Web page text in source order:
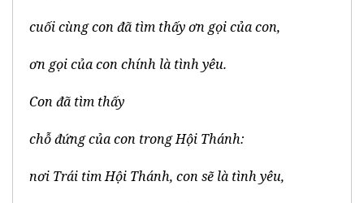
cuối cùng con đã tìm thấy ơn gọi của con,
ơn gọi của con chính là tình yêu.
Con đã tìm thấy
chỗ đứng của con trong Hội Thánh:
nơi Trái tim Hội Thánh, con sẽ là tình yêu,